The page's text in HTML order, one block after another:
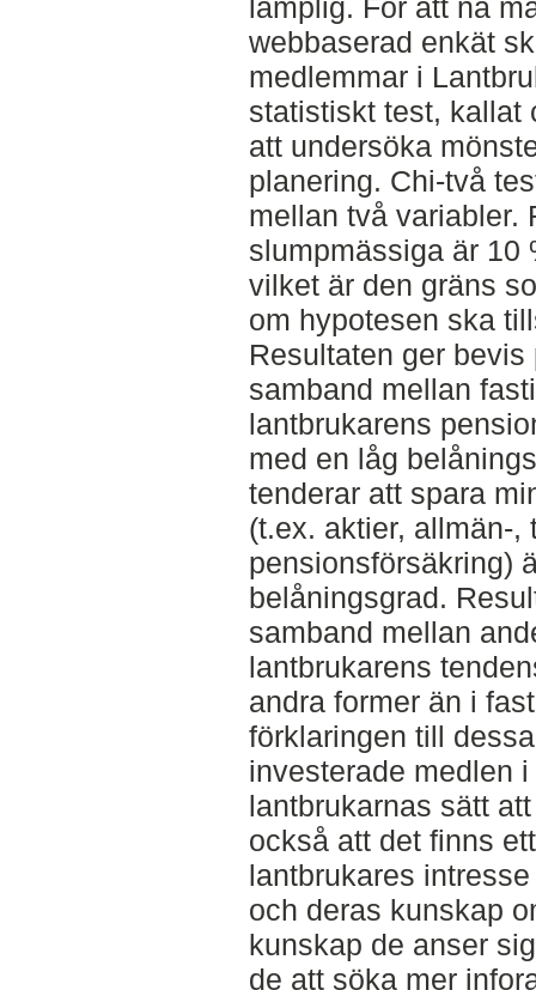
lämplig. För att nå
webbaserad enkät
medlemmar i
statistiskt test, kallat
att undersöka
planering. Chi-två
mellan två variabler.
slumpmässiga är 10
vilket är den gräns
om hypotesen ska
Resultaten ger
samband mellan
lantbrukarens
med en låg
tenderar att spara
(t.ex. aktier, allmän-,
pensionsförsäkring)
belåningsgrad.
samband mellan
lantbrukarens
andra former än i
förklaringen till
investerade medlen
lantbrukarnas sätt
också att det finns
lantbrukares
och deras kunskap
kunskap de anser
de att söka mer